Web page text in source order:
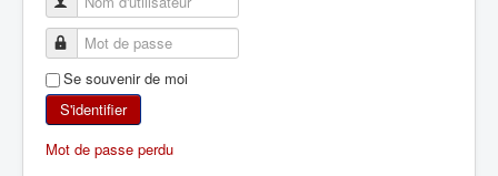
ALPINISME
SKI DE RANDONNÉE
Se souvenir de moi
S'identifier
Mot de passe perdu